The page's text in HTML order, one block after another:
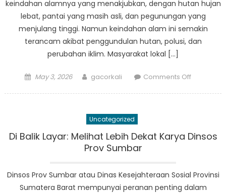
keindahan alamnya yang menakjubkan, dengan hutan hujan
lebat, pantai yang masih asli, dan pegunungan yang
menjulang tinggi. Namun keindahan alam ini semakin
terancam akibat penggundulan hutan, polusi, dan
perubahan iklim. Masyarakat lokal […]
Posted
May 3, 2026 Author
gacorkali Comments Offon
Sumatera
Lokal
Uncategorized
Di Balik Layar: Melihat Lebih Dekat Karya Dinsos
Prov Sumbar
Dinsos Prov Sumbar atau Dinas Kesejahteraan Sosial Provinsi
Sumatera Barat mempunyai peranan penting dalam